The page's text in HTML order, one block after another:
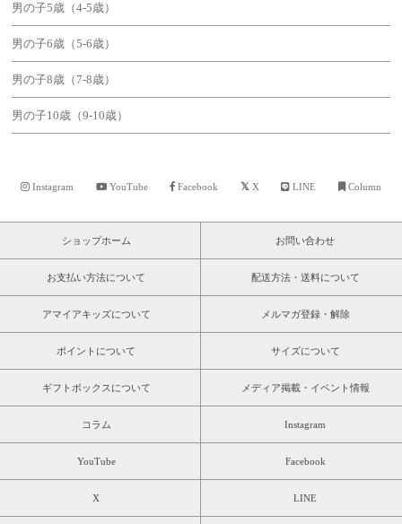
男の子5歳（4-5歳）
男の子6歳（5-6歳）
男の子8歳（7-8歳）
男の子10歳（9-10歳）
Instagram YouTube Facebook X LINE Column
ショップホーム お問い合わせ
お支払い方法について 配送方法・送料について
アマイアキッズについて メルマガ登録・解除
ポイントについて サイズについて
ギフトボックスについて メディア掲載・イベント情報
コラム Instagram
YouTube Facebook
X LINE